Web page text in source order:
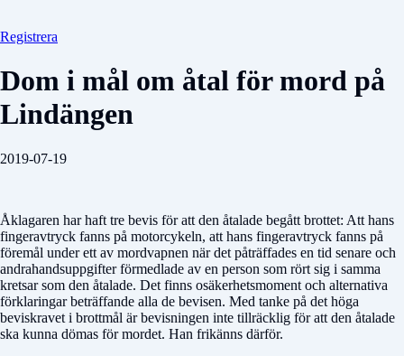
Registrera
Dom i mål om åtal för mord på
Lindängen
2019-07-19
Åklagaren har haft tre bevis för att den åtalade begått brottet: Att hans
fingeravtryck fanns på motorcykeln, att hans fingeravtryck fanns på
föremål under ett av mordvapnen när det påträffades en tid senare och
andrahandsuppgifter förmedlade av en person som rört sig i samma
kretsar som den åtalade. Det finns osäkerhetsmoment och alternativa
förklaringar beträffande alla de bevisen. Med tanke på det höga
beviskravet i brottmål är bevisningen inte tillräcklig för att den åtalade
ska kunna dömas för mordet. Han frikänns därför.